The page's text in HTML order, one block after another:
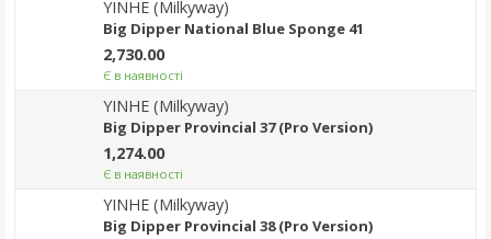
YINHE (Milkyway)
Big Dipper National Blue Sponge 41
2,730.00
Є в наявності
YINHE (Milkyway)
Big Dipper Provincial 37 (Pro Version)
1,274.00
Є в наявності
YINHE (Milkyway)
Big Dipper Provincial 38 (Pro Version)